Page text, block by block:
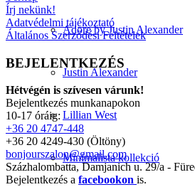
Adore by Justin Alexander
Justin Alexander
Lillian West
Minimalista kollekció
Írj nekünk!
Adatvédelmi tájékoztató
Általános Szerződési Feltételek
BEJELENTKEZÉS
Hétvégén is szívesen várunk!
Bejelentkezés munkanapokon
10-17 óráig:
+36 20 4747-448
+36 20 4249-430 (Öltöny)
bonjourszalon@gmail.com
Százhalombatta, Damjanich u. 29/a -
Bejelentkezés a facebookon is.